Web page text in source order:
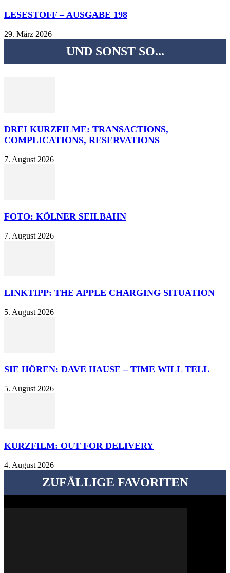
LESESTOFF – AUSGABE 198
29. März 2026
UND SONST SO...
DREI KURZFILME: TRANSACTIONS,
COMPLICATIONS, RESERVATIONS
7. August 2026
FOTO: KÖLNER SEILBAHN
7. August 2026
LINKTIPP: THE APPLE CHARGING SITUATION
5. August 2026
SIE HÖREN: DAVE HAUSE – TIME WILL TELL
5. August 2026
KURZFILM: OUT FOR DELIVERY
4. August 2026
ZUFÄLLIGE FAVORITEN